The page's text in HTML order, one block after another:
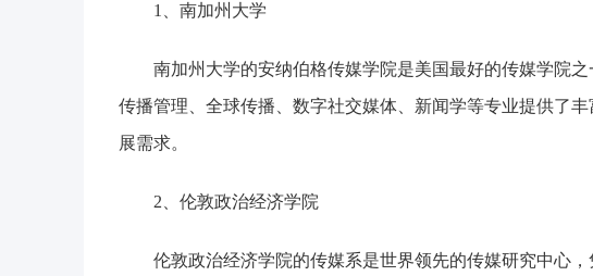
‌1、南加州大学‌
南加州大学的安纳伯格传媒学院是美国最好的传媒学院
传播管理、全球传播、数字社交媒体、新闻学等专业提供了
展需求‌。
‌2、伦敦政治经济学院‌
伦敦政治经济学院的传媒系是世界领先的传媒研究中心